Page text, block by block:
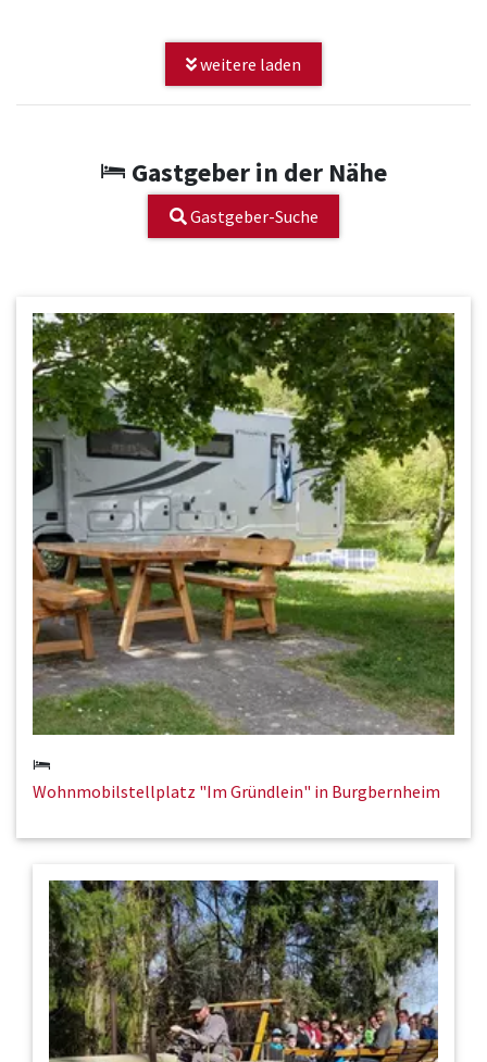
weitere laden
Gastgeber in der Nähe
Gastgeber-Suche
Wohnmobilstellplatz "Im Gründlein" in Burgbernheim